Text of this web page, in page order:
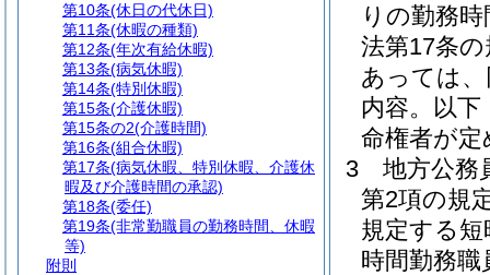
りの勤務
法第17条
あっては
内容。以
命権者が定
3
地方公務
第2項の規
規定する
時間勤務
第10条(休日の代休日)
第11条(休暇の種類)
第12条(年次有給休暇)
第13条(病気休暇)
第14条(特別休暇)
第15条(介護休暇)
第15条の2(介護時間)
第16条(組合休暇)
第17条(病気休暇、特別休暇、介護休
暇及び介護時間の承認)
第18条(委任)
第19条(非常勤職員の勤務時間、休暇
等)
附則